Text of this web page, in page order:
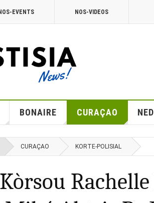
EVENTS NOS-VIDEOS
BONAIRE CURAÇAO
CURAÇAO KORTE-POLISIAL